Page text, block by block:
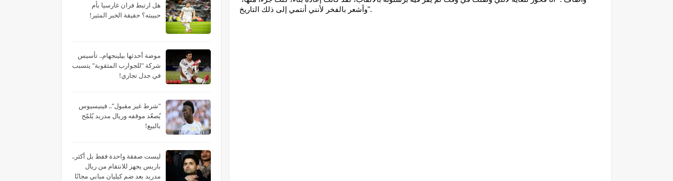
وأشعر بالفخر لأنني أنتمي إلى ذلك التاريخ".
هل ارتبط فران غارسيا بأم
حبيبته؟ حقيقة الخبر المثير!
موضة أحدثها بيلينجهام.. تأسيس
شركة "للجوارب المثقوبة" يتسبب
في جدل تجاري!
"شرط غير مقبول".. فينيسيوس
يُصعّد موقفه وريال مدريد يُلمّح
بالبيع!
ليست صفقة واحدة فقط بل أكثر..
باريس يجهز للانتقام من ريال
مدريد بعد ضم كيليان مبابي مجانًا